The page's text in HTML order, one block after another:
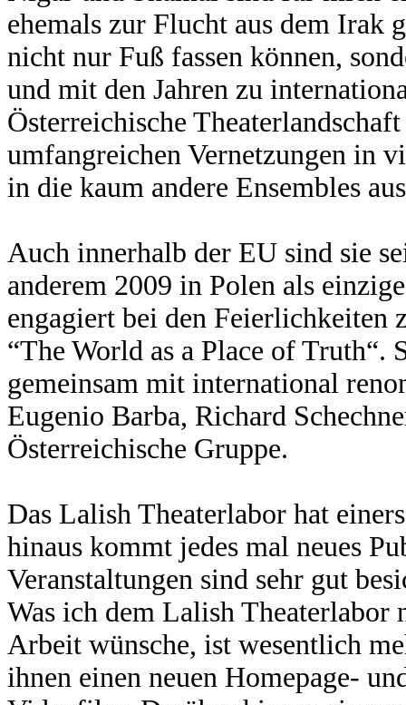
ehemals zur Flucht aus dem Irak
nicht nur Fuß fassen können,
und mit den Jahren zu
Österreichische
umfangreichen Vernetzungen in
in die kaum andere Ensembles
Auch innerhalb der EU sind sie
anderem 2009 in Polen als
engagiert bei den Feierlichkeiten
“The World as a Place of
gemeinsam mit international
Eugenio Barba, Richard
Österreichische Gruppe.
Das Lalish Theaterlabor hat
hinaus kommt jedes mal neues
Veranstaltungen sind sehr gut
Was ich dem Lalish Theaterlabor
Arbeit wünsche, ist wesentlich
ihnen einen neuen Homepage-